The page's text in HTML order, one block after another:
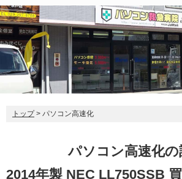
トップ> パソコン高速化
パソコン高速化の
2014年製 NEC LL750SSB